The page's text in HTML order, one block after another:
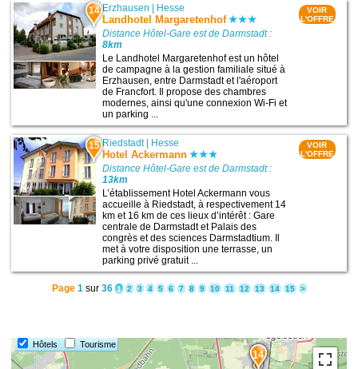
14 Erzhausen Hesse
Landhotel Margaretenhof
Distance Hôtel-Gare est de Darmstadt :
8km
Le Landhotel Margaretenhof est un hôtel
de campagne à la gestion familiale situé à
Erzhausen, entre Darmstadt et l'aéroport
de Francfort. Il propose des chambres
modernes, ainsi qu'une connexion Wi-Fi et
un parking ...
VOIR
L'OFFRE
15 Riedstadt| Hesse
Hotel Ackermann
Distance Hôtel-Gare est de Darmstadt :
13km
L’établissement Hotel Ackermann vous
accueille à Riedstadt, à respectivement 14
km et 16 km de ces lieux d’intérêt : Gare
centrale de Darmstadt et Palais des
congrès et des sciences Darmstadtium. Il
met à votre disposition une terrasse, un
parking privé gratuit ...
VOIR
L'OFFRE
Page 1sur 36 1 2 3 4 5 6 7 8 9 10 11 12 13 14 15 >
Hôtels Tourisme
14